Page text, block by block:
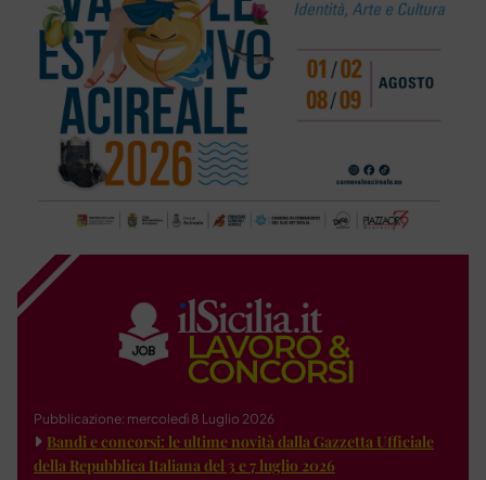
Pubblicazione: mercoledì 8 Luglio 2026
Bandi e concorsi: le ultime novità dalla Gazzetta Ufficiale
della Repubblica Italiana del 3 e 7 luglio 2026